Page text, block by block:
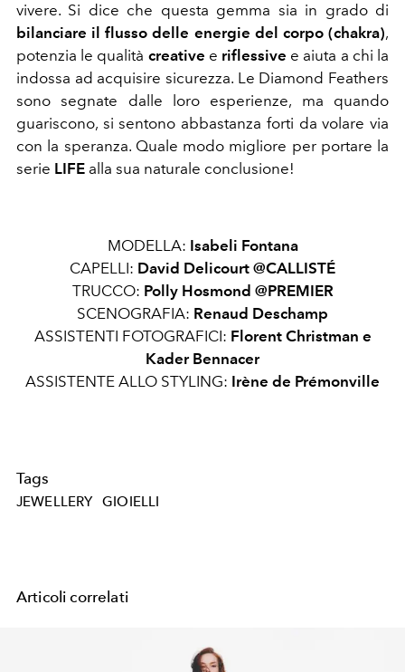
vivere. Si dice che questa gemma sia in grado di
bilanciare il flusso delle energie del corpo (chakra),
potenzia le qualità creative e riflessive e aiuta a chi la
indossa ad acquisire sicurezza. Le Diamond Feathers
sono segnate dalle loro esperienze, ma quando
guariscono, si sentono abbastanza forti da volare via
con la speranza. Quale modo migliore per portare la
serie LIFE alla sua naturale conclusione!
MODELLA: Isabeli Fontana
CAPELLI: David Delicourt @CALLISTÉ
TRUCCO: Polly Hosmond @PREMIER
SCENOGRAFIA: Renaud Deschamp
ASSISTENTI FOTOGRAFICI: Florent Christman e
Kader Bennacer
ASSISTENTE ALLO STYLING: Irène de Prémonville
Tags
JEWELLERY GIOIELLI
Articoli correlati